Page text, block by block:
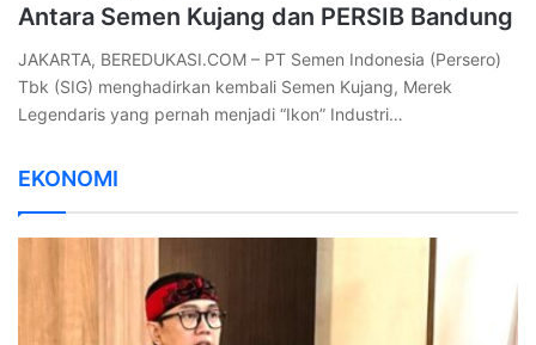
Antara Semen Kujang dan PERSIB Bandung
JAKARTA, BEREDUKASI.COM – PT Semen Indonesia (Persero)
Tbk (SIG) menghadirkan kembali Semen Kujang, Merek
Legendaris yang pernah menjadi “Ikon” Industri…
EKONOMI